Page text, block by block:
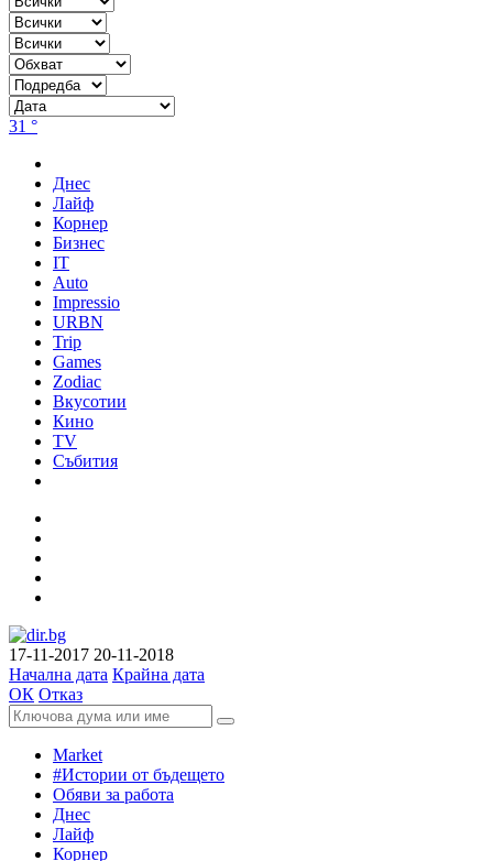
31 °
Днес
Лайф
Корнер
Бизнес
IT
Auto
Impressio
URBN
Trip
Games
Zodiac
Вкусотии
Кино
TV
Събития
17-11-2017 20-11-2018
Начална дата Крайна дата
ОК Отказ
Market
#Истории от бъдещето
Обяви за работа
Днес
Лайф
Корнер